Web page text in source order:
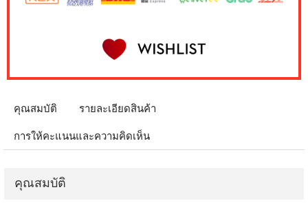
คุณสมบัติ รายละเอียดสินค้า
การให้คะแนนและความคิดเห็น
คุณสมบัติ